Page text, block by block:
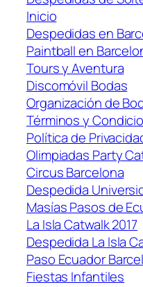
Inicio
Despedidas en
Paintball en
Tours y Aventura
Discomóvil Bodas
Organización de
Términos y
Política de
Olimpiadas Party
Circus Barcelona
Despedida
Masías Pasos de
La Isla Catwalk 2017
Despedida La Isla
Paso Ecuador
Fiestas Infantiles